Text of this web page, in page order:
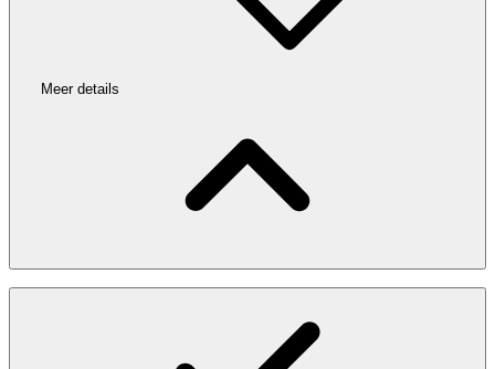
Meer details